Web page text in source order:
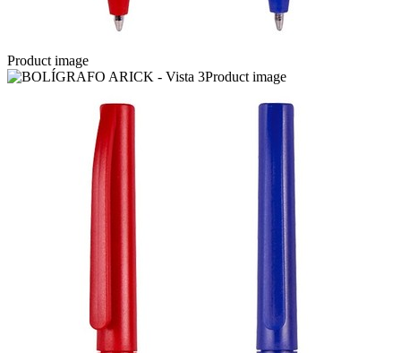
Product image
Product image